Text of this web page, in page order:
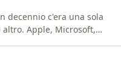
Apple, Microsoft,